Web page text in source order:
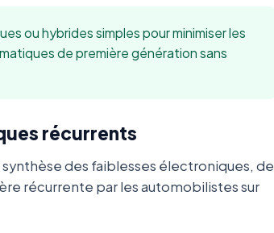
ou hybrides simples pour minimiser les
de première génération sans
récurrents
des faiblesses électroniques, de
récurrente par les automobilistes sur